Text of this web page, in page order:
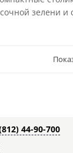
зелени
44-90-700